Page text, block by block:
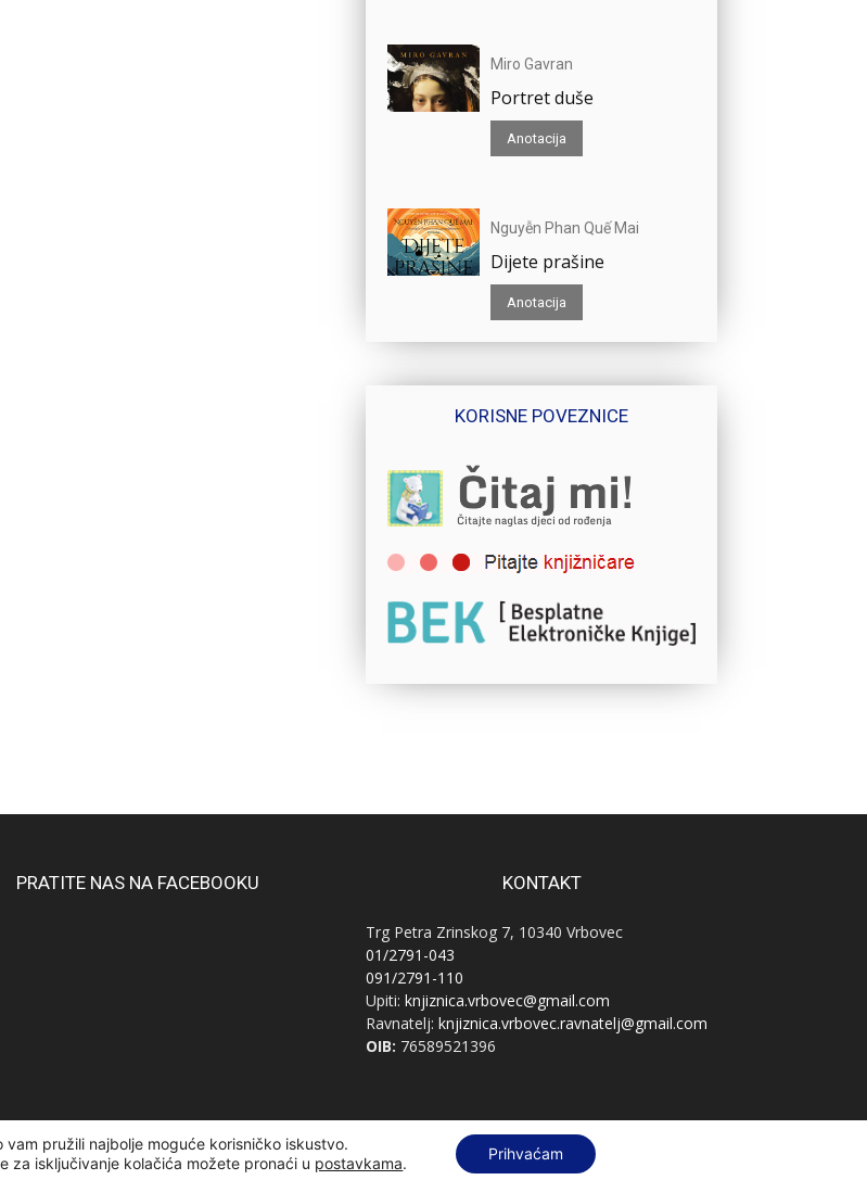
Miro Gavran
Portret duše
Anotacija
Nguyễn Phan Quế Mai
Dijete prašine
Anotacija
KORISNE POVEZNICE
PRATITE NAS NA FACEBOOKU KONTAKT
Trg Petra Zrinskog 7, 10340 Vrbovec
01/2791-043
091/2791-110
Upiti: knjiznica.vrbovec@gmail.com
Ravnatelj: knjiznica.vrbovec.ravnatelj@gmail.com
OIB: 76589521396
developed byCurly Code
pružili najbolje moguće korisničko iskustvo.
za isključivanje kolačića možete pronaći u postavkama.
Prihvaćam